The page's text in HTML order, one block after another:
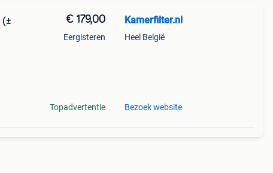
€ 179,00
Eergisteren
Topadvertentie
Kamerfilter.nl
Heel België
Bezoek website